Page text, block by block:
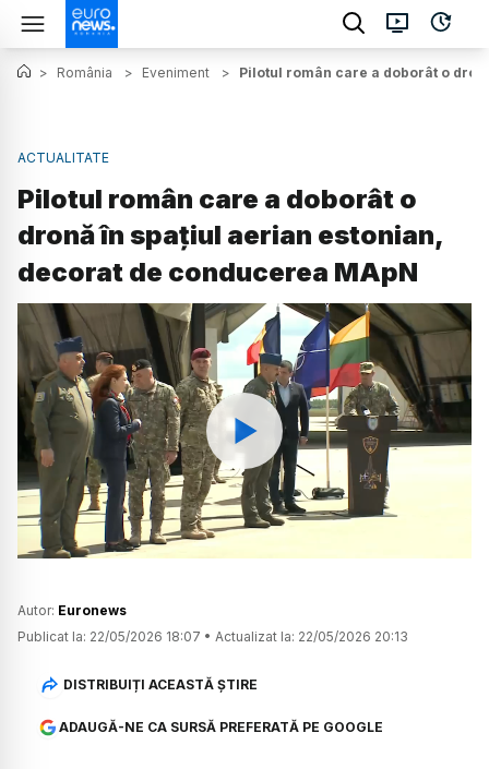
> România > Eveniment > Pilotul român care a doborât o
ACTUALITATE
Pilotul român care a doborât o
dronă în spațiul aerian estonian,
decorat de conducerea MApN
Watch
Autor: Euronews
Publicat la: 22/05/2026 18:07 • Actualizat la: 22/05/2026 20:13
DISTRIBUIȚI ACEASTĂ ȘTIRE
ADAUGĂ-NE CA SURSĂ PREFERATĂ PE GOOGLE